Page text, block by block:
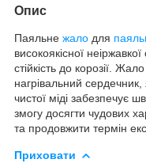
Опис
Паяльне жало для
високоякісної
стійкість до корозії.
нагрівальний сердечник,
чистої міді забезпечує
змогу досягти чудових
та продовжити термін
Приховати